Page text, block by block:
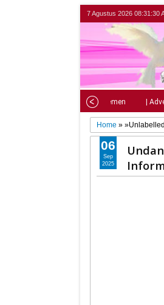
7 Agustus 2026 08:31:32
| Parlemen |
Home » »Unlabelled
06
Sep
2025